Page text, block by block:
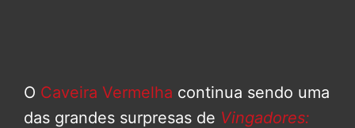
O Caveira Vermelha continua sendo uma
das grandes surpresas de Vingadores: